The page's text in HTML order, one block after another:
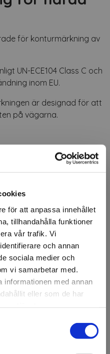
för att anpassa innehållet
tillhandahålla funktioner
vår trafik. Vi
och annan
sociala medier och
vi samarbetar med.
informationen med annan
eller som de har
för konturmärkning av
UN-ECE104 Class C och
inom EU.
är designad för att
på vägarna.
Fluo gul/grön
för konturmärkning av
uppfyller kraven enligt
godkänd för
för att öka synligheten
lastbilar och
synlighet och därmed